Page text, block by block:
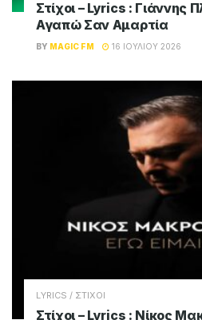
LYRICS / ΣΤΙΧΟΙ